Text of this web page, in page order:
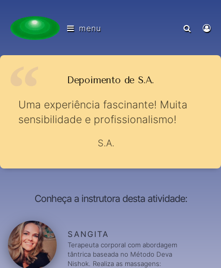
menu
Depoimento de S.A.
Uma experiência fascinante! Muita
sensibilidade e profissionalismo!
S.A.
Conheça a instrutora desta atividade:
SANGITA
Terapeuta corporal com abordagem
tântrica baseada no Método Deva
Nishok. Realiza as massagens: